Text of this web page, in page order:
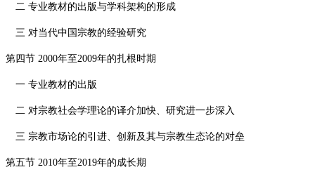
二 专业教材的出版与学科架构的形成
三 对当代中国宗教的经验研究
第四节 2000年至 2009年的扎根时期
一 专业教材的出版
二 对宗教社会学理论的译介加快、研究进一步深入
三 宗教市场论的引进、创新及其与宗教生态论的对垒
第五节 2010年至 2019年的成长期